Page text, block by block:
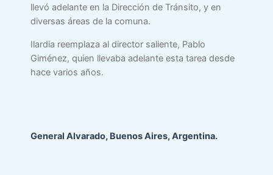
llevó adelante en la Dirección de Tránsito, y en
diversas áreas de la comuna.
Ilardia reemplaza al director saliente, Pablo
Giménez, quien llevaba adelante esta tarea desde
hace varios años.
General Alvarado, Buenos Aires, Argentina.